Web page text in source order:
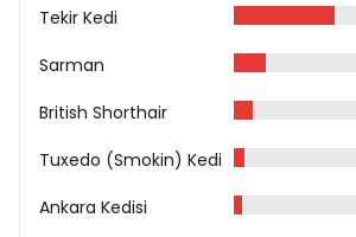
Rimba Sos İçinde Parçalı Tavuklu
Tavuk (min. %50)
Bitkisel Ürünler
Mineral ve Vitamin Katkıları
Analiz Raporu
Tekir Kedi
Sarman
British Shorthair
Tuxedo (Smokin) Kedi
Ankara Kedisi